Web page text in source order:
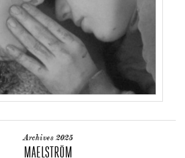
Archives 2025
MAELSTRÖM